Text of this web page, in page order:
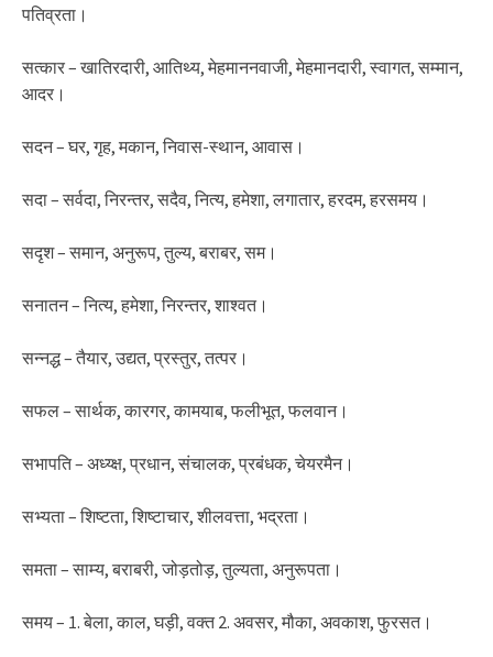
पतिव्रता।
सत्कार – खातिरदारी, आतिथ्य, मेहमाननवाजी, मेहमानदारी, स्वागत, सम्मान,
आदर।
सदन – घर, गृह, मकान, निवास-स्थान, आवास।
सदा – सर्वदा, निरन्तर, सदैव, नित्य, हमेशा, लगातार, हरदम, हरसमय।
सदृश – समान, अनुरूप, तुल्य, बराबर, सम।
सनातन – नित्य, हमेशा, निरन्तर, शाश्वत।
सन्नद्ध – तैयार, उद्यत, प्रस्तुर, तत्पर।
सफल – सार्थक, कारगर, कामयाब, फलीभूत, फलवान।
सभापति – अध्य्क्ष, प्रधान, संचालक, प्रबंधक, चेयरमैन।
सभ्यता – शिष्टता, शिष्टाचार, शीलवत्ता, भद्रता।
समता – साम्य, बराबरी, जोड़तोड़, तुल्यता, अनुरूपता।
समय – 1. बेला, काल, घड़ी, वक्त 2. अवसर, मौका, अवकाश, फुरसत।